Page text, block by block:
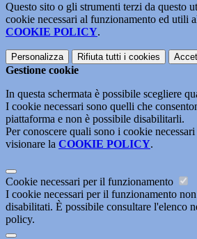
Questo sito o gli strumenti terzi da questo
cookie necessari al funzionamento ed utili
COOKIE POLICY.
Personalizza Rifiuta tutti i cookies
Gestione cookie
In questa schermata è possibile scegliere
I cookie necessari sono quelli che
piattaforma e non è possibile disabilitarli.
Per conoscere quali sono i cookie
visionare la COOKIE POLICY.
Cookie necessari per il funzionamento
I cookie necessari per il funzionamento non
disabilitati. È possibile consultare l'elenco
policy.